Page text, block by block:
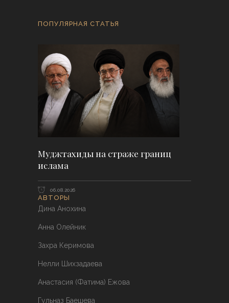
ПОПУЛЯРНАЯ СТАТЬЯ
Муджтахиды на страже границ
ислама
06.08.2026
АВТОРЫ
Дина Анохина
Анна Олейник
Захра Керимова
Нелли Шихзадаева
Анастасия (Фатима) Ежова
Гульназ Баешева